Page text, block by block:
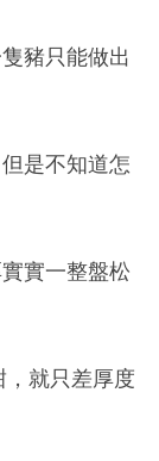
豬只能做出
是不知道怎
實一整盤松
就只差厚度